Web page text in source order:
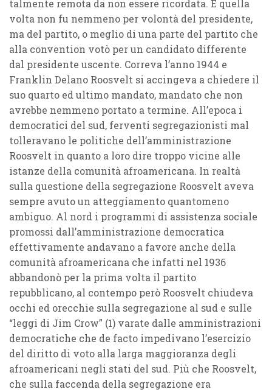
talmente remota da non essere ricordata. E quella
volta non fu nemmeno per volontà del presidente,
ma del partito, o meglio di una parte del partito che
alla convention votò per un candidato differente
dal presidente uscente. Correva l’anno 1944 e
Franklin Delano Roosvelt si accingeva a chiedere il
suo quarto ed ultimo mandato, mandato che non
avrebbe nemmeno portato a termine. All’epoca i
democratici del sud, ferventi segregazionisti mal
tolleravano le politiche dell’amministrazione
Roosvelt in quanto a loro dire troppo vicine alle
istanze della comunità afroamericana. In realtà
sulla questione della segregazione Roosvelt aveva
sempre avuto un atteggiamento quantomeno
ambiguo. Al nord i programmi di assistenza sociale
promossi dall’amministrazione democratica
effettivamente andavano a favore anche della
comunità afroamericana che infatti nel 1936
abbandonò per la prima volta il partito
repubblicano, al contempo però Roosvelt chiudeva
occhi ed orecchie sulla segregazione al sud e sulle
“leggi di Jim Crow” (1) varate dalle amministrazioni
democratiche che de facto impedivano l’esercizio
del diritto di voto alla larga maggioranza degli
afroamericani negli stati del sud. Più che Roosvelt,
che sulla faccenda della segregazione era